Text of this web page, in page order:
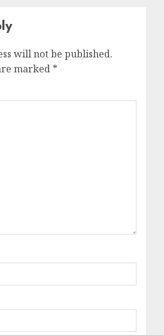
will not be published.
marked *